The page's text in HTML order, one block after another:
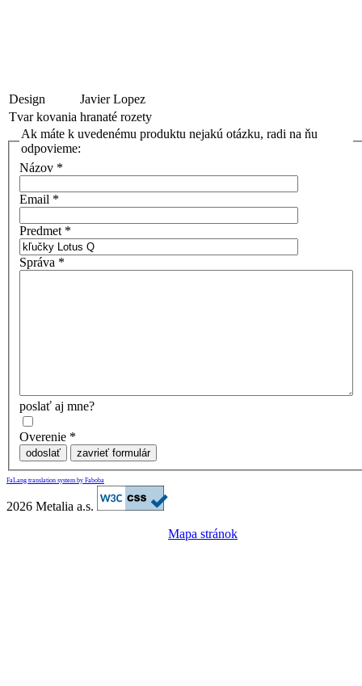
Design
Javier Lopez
Tvar kovania hranaté rozety
Ak máte k uvedenému produktu nejakú otázku, radi na ňu
odpovieme:
Názov *
Email *
Predmet *
Správa *
poslať aj mne?
Overenie *
odoslať zavrieť formulár
FaLang translation system by Faboba
2026 Metalia a.s.
Mapa stránok